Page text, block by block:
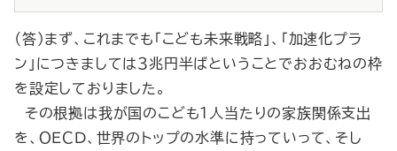
（答）まず、これまでも「こども未来戦略」、「加速化プラ
ン」につきましては３兆円半ばということでおおむねの枠
を設定しておりました。
その根拠は我が国のこども１人当たりの家族関係支出
を、ＯＥＣＤ、世界のトップの水準に持っていって、そし